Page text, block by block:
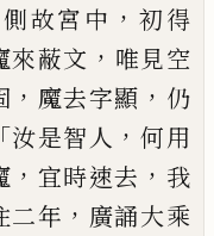
故宮中 ， 初得
來蔽文 ， 唯見空
， 魔去字顯 ， 仍
汝是智人 ，何用
， 宜時速去 ， 我
二年 ， 廣誦大乘